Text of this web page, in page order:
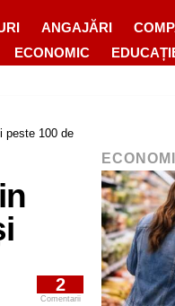
ANGAJĂRI
ECONOMIC
peste 100 de
2
Comentarii